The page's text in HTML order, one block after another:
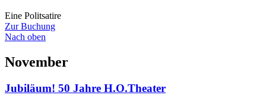
Eine Politsatire
Zur Buchung
Nach oben
November
Jubiläum! 50 Jahre H.O.Theater